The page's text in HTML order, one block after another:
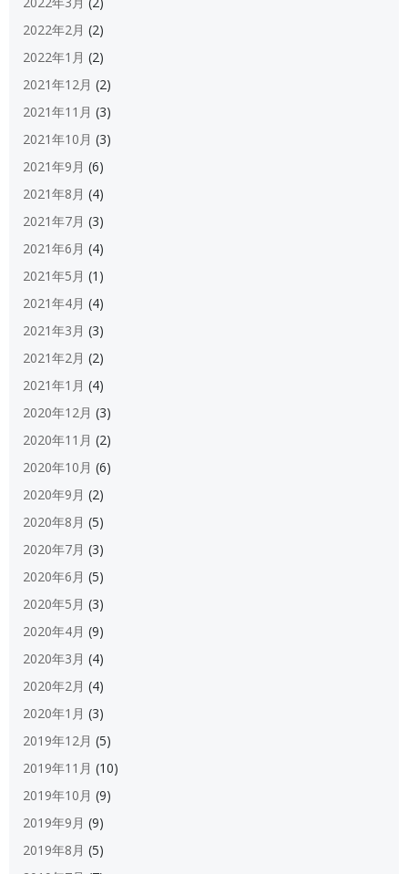
2022年2月 (2)
2022年1月 (2)
2021年12月 (2)
2021年11月 (3)
2021年10月 (3)
2021年9月 (6)
2021年8月 (4)
2021年7月 (3)
2021年6月 (4)
2021年5月 (1)
2021年4月 (4)
2021年3月 (3)
2021年2月 (2)
2021年1月 (4)
2020年12月 (3)
2020年11月 (2)
2020年10月 (6)
2020年9月 (2)
2020年8月 (5)
2020年7月 (3)
2020年6月 (5)
2020年5月 (3)
2020年4月 (9)
2020年3月 (4)
2020年2月 (4)
2020年1月 (3)
2019年12月 (5)
2019年11月 (10)
2019年10月 (9)
2019年9月 (9)
2019年8月 (5)